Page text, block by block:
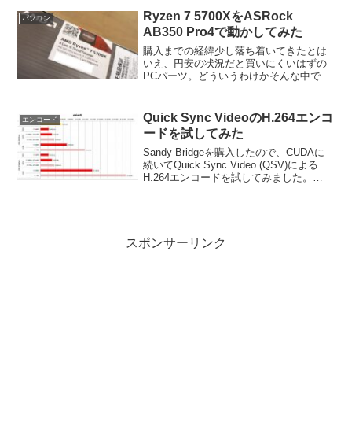
すが、いちいち切り替えずに済む方法は
無い...
パソコン
Ryzen 7 5700XをASRock
AB350 Pro4で動かしてみた
購入までの経緯少し落ち着いてきたとは
いえ、円安の状況だと買いにくいはずの
PCパーツ。どういうわけかそんな中で、
Ryzen 7000シリーズが発売されたばかり
です...
エンコード
Quick Sync VideoのH.264エンコ
ードを試してみた
Sandy Bridgeを購入したので、CUDAに
続いてQuick Sync Video (QSV)による
H.264エンコードを試してみました。
スポンサーリンク